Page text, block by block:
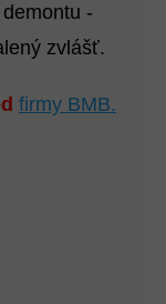
-
zvlášť.
firmy BMB.